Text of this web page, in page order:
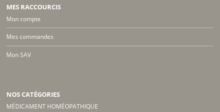
MES RACCOURCIS
Mon compte
Mes commandes
Mon SAV
NOS CATÉGORIES
MÉDICAMENT HOMÉOPATHIQUE